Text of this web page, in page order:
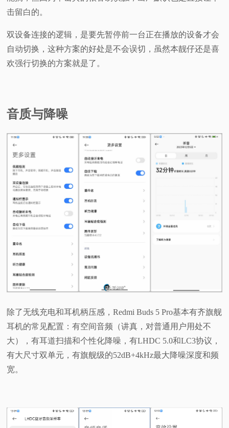
击留白的。
双设备连接的逻辑，是要先暂停前一台正在播放的设备才会
自动切换，这种方案的好处是不会误切，虽然本靓仔还是喜
欢强行切换的方案就是了。
音质与降噪
除了无线充电和耳机柄压感，Redmi Buds 5 Pro基本有齐旗舰
耳机的常见配置：有空间音频（讲真，对普通用户用处不
大），有耳道扫描和个性化降噪，有LHDC 5.0和LC3协议，
有大尺寸双单元，有旗舰级的52dB+4kHz最大降噪深度和频
宽。